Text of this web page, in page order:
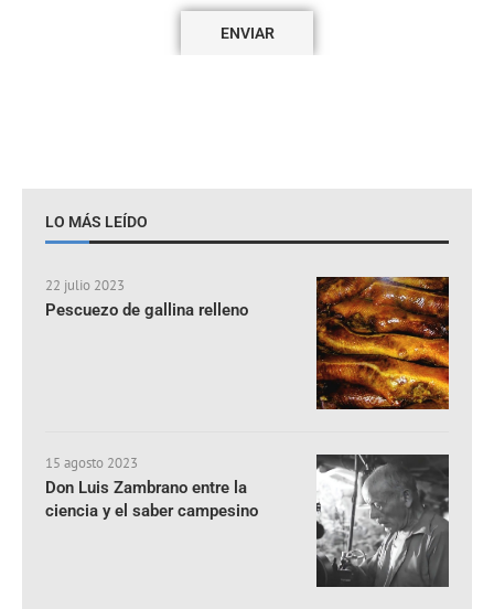
LO MÁS LEÍDO
22 julio 2023
Pescuezo de gallina relleno
15 agosto 2023
Don Luis Zambrano entre la
ciencia y el saber campesino